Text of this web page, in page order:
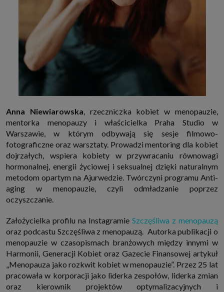
Anna Niewiarowska, rzeczniczka kobiet w menopauzie,
mentorka menopauzy i właścicielka Praha Studio w
Warszawie, w którym odbywają się sesje filmowo-
fotograficzne oraz warsztaty. Prowadzi mentoring dla kobiet
dojrzałych, wspiera kobiety w przywracaniu równowagi
hormonalnej, energii życiowej i seksualnej dzięki naturalnym
metodom opartym na Ajurwedzie. Twórczyni programu Anti-
aging w menopauzie, czyli odmładzanie poprzez
oczyszczanie.
Założycielka profilu na Instagramie Szczęśliwa z menopauzą
oraz podcastu Szczęśliwa z menopauzą. Autorka publikacji o
menopauzie w czasopismach branżowych między innymi w
Harmonii, Generacji Kobiet oraz Gazecie Finansowej artykuł
„Menopauza jako rozkwit kobiet w menopauzie”. Przez 25 lat
pracowała w korporacji jako liderka zespołów, liderka zmian
oraz kierownik projektów optymalizacyjnych i